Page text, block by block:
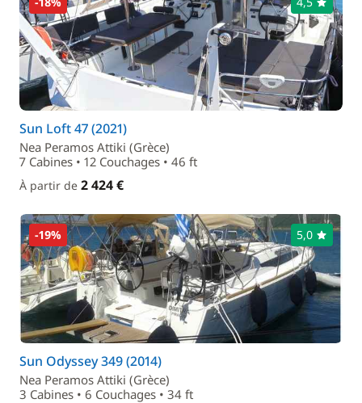
Sun Loft 47 (2021)
Nea Peramos Attiki (Grèce)
7 Cabines • 12 Couchages • 46 ft
À partir de 2 424 €
-19% 5,0
Sun Odyssey 349 (2014)
Nea Peramos Attiki (Grèce)
3 Cabines • 6 Couchages • 34 ft